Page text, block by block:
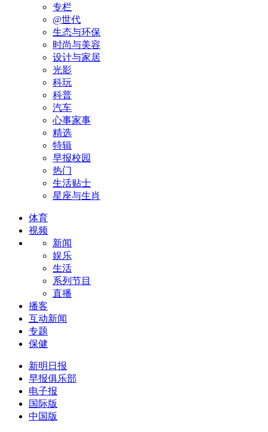
专栏
@世代
生态与环保
时尚与美容
设计与家居
光影
科玩
科普
汽车
心事家事
精选
特辑
早报校园
热门
生活贴士
星座与生肖
体育
视频
新闻
娱乐
生活
系列节目
直播
播客
互动新闻
专题
保健
新明日报
早报俱乐部
电子报
国际版
中国版